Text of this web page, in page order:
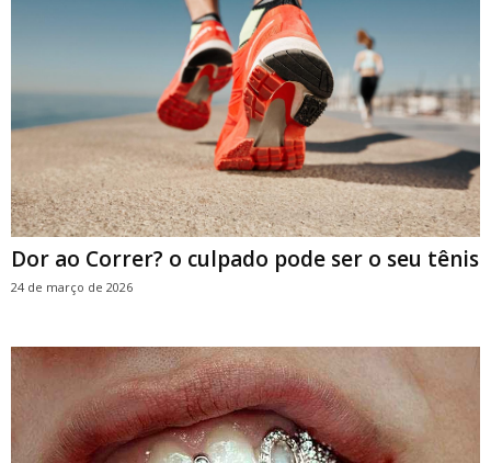
Dor ao Correr? o culpado pode ser o seu tênis
24 de março de 2026